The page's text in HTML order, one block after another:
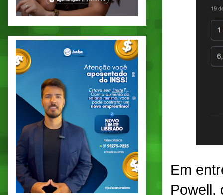
Em
Powell,